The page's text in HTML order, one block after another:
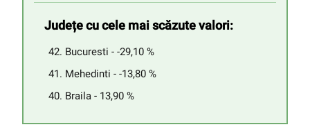
Județe cu cele mai scăzute valori:
Bucuresti - -29,10 %
Mehedinti - -13,80 %
Braila - 13,90 %